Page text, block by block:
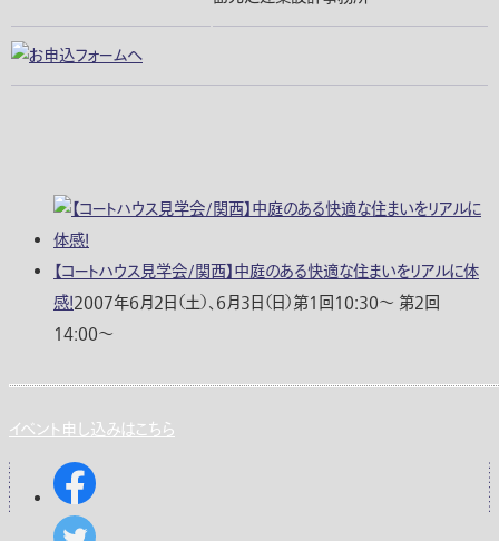
【コートハウス見学会/関西】中庭のある快適な住まいをリアルに体
感！2007年6月2日（土）、6月3日（日）第1回10:30〜 第2回
14:00〜
イベント申し込みはこちら